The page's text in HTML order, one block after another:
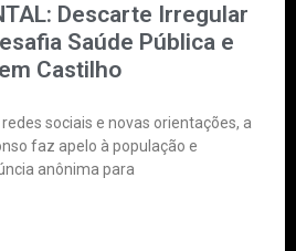
Descarte Irregular
Saúde Pública e
Castilho
sociais e novas orientações, a
faz apelo à população e
anônima para